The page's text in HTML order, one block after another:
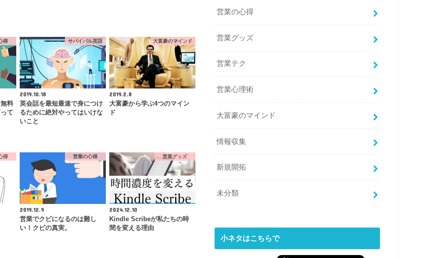
得
料
て
サバイバル英語
2019.10.18
英会話を最短最速で身につけ
るために絶対やってはいけな
いこと
大富豪のマインド
2019.2.8
大富豪から学ぶ4つのマイン
ド
得 営業の心得
2019.12.9
営業でクビになるのは難し
い！クビの真実。
営業グッズ
2024.12.10
Kindle Scribeが私たちの時
間を変える理由
営業の心得
営業グッズ
営業テク
営業心理術
大富豪のマインド
情報収集
新規開拓
未分類
小ネタはこちらで